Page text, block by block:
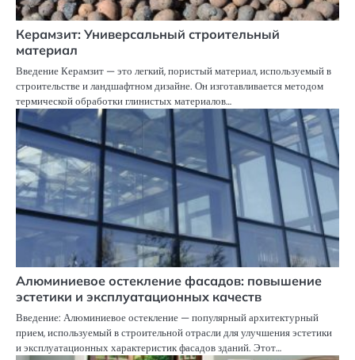
Керамзит: Универсальный строительный
материал
Введение Керамзит — это легкий, пористый материал, используемый в
строительстве и ландшафтном дизайне. Он изготавливается методом
термической обработки глинистых материалов…
Алюминиевое остекление фасадов: повышение
эстетики и эксплуатационных качеств
Введение: Алюминиевое остекление — популярный архитектурный
прием, используемый в строительной отрасли для улучшения эстетики
и эксплуатационных характеристик фасадов зданий. Этот…